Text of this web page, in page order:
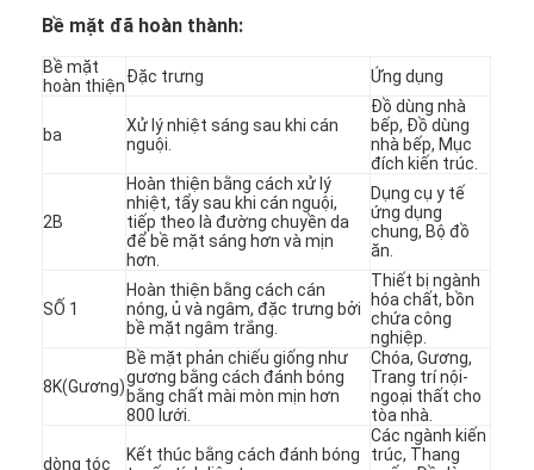
Kiểm soát chất lượng
Liên hệ với chúng tôi
Cuộn thép không gỉ cán nguội
Tấm thép không gỉ cán nóng
Bề mặt đã hoàn thành:
Bề mặt
hoàn thiệnĐặc trưng Ứng dụng
ba
Xử lý nhiệt sáng sau khi cán
nguội.
Đồ dùng nhà
bếp, Đồ dùng
nhà bếp, Mục
đích kiến ​​trúc.
2B
Hoàn thiện bằng cách xử lý
nhiệt, tẩy sau khi cán nguội,
tiếp theo là đường chuyền da
để bề mặt sáng hơn và mịn
hơn.
Dụng cụ y tế
ứng dụng
chung, Bộ đồ
ăn.
SỐ 1
Hoàn thiện bằng cách cán
nóng, ủ và ngâm, đặc trưng bởi
bề mặt ngâm trắng.
Thiết bị ngành
hóa chất, bồn
chứa công
nghiệp.
8K(Gương)
Bề mặt phản chiếu giống như
gương bằng cách đánh bóng
bằng chất mài mòn mịn hơn
800 lưới.
Chóa, Gương,
Trang trí nội-
ngoại thất cho
tòa nhà.
dòng tóc
Kết thúc bằng cách đánh bóng
Các ngành kiến ​​
trúc, Thang